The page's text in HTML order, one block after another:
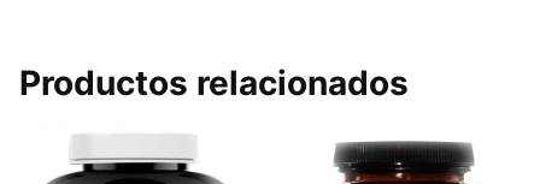
Productos relacionados